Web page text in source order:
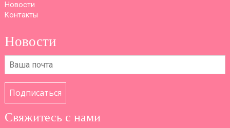
Новости
Контакты
Новости
Подписаться
Свяжитесь с нами